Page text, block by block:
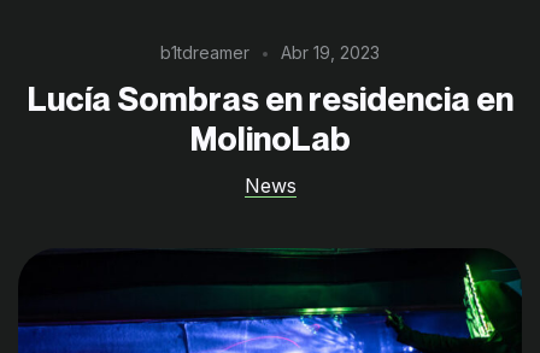
b1tdreamer Abr 19, 2023
Lucía Sombras en residencia en
MolinoLab
News